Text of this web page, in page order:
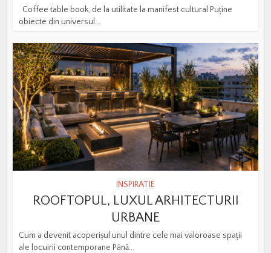
Coffee table book, de la utilitate la manifest cultural Puține
obiecte din universul...
INSPIRATIE
ROOFTOPUL, LUXUL ARHITECTURII
URBANE
Cum a devenit acoperișul unul dintre cele mai valoroase spații
ale locuirii contemporane Până...